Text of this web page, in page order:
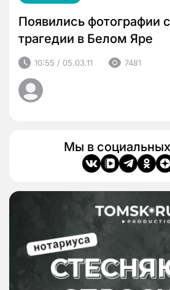
Появились фотографии
трагедии в Белом Яре
10:55 / 05.03.11 7481
Мы в